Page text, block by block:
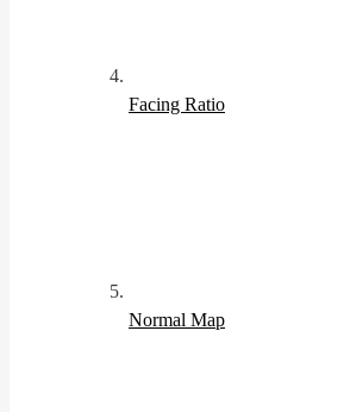
Facing Ratio
Normal Map